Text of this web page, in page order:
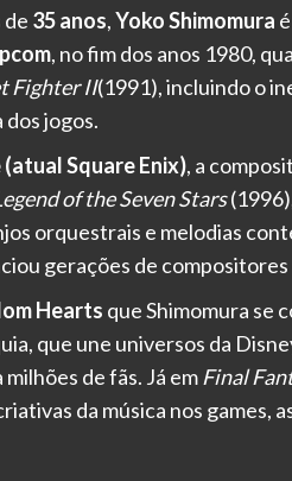
de 35 anos,Yoko Shimomura
, no fim dos anos 1980,
Fighter II(1991), incluindo o
jogos.
(atual Square Enix), a
of the Seven Stars
orquestrais e melodias
gerações de compositores
Hearts que Shimomura se
que une universos da
de fãs. Já emFinal
da música nos games,